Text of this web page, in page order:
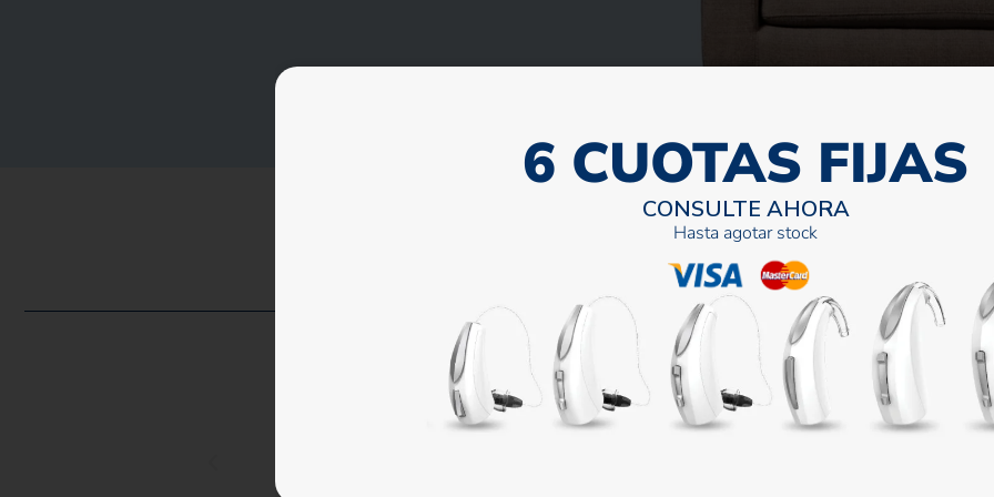
Nuestros clientes opinan
Testimonios
Concurro desde hace más de 60 años, soy una de las primeras usuarias.
6 CUOTAS FIJAS
CONSULTE AHORA
Hasta agotar stock